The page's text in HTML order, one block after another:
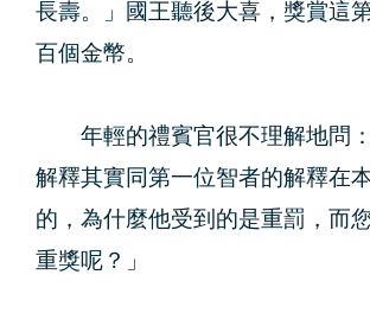
長壽。」國王聽後大喜，獎賞這
百個金幣。
年輕的禮賓官很不理解地問：
解釋其實同第一位智者的解釋在
的，為什麼他受到的是重罰，而
重獎呢？」